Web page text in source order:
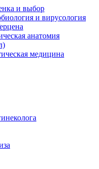
и выбор
и вирусология
анатомия
медицина